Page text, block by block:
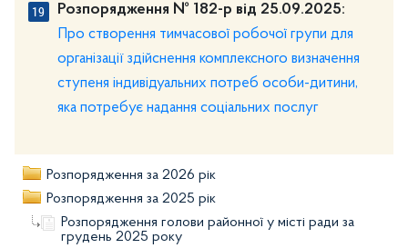
Розпорядження № 182-р від 25.09.2025:
Про створення тимчасової робочої групи для
організації здійснення комплексного визначення
ступеня індивідуальних потреб особи-дитини,
яка потребує надання соціальних послуг
Розпорядження за 2026 рік
Розпорядження за 2025 рік
Розпорядження голови районної у місті ради за
грудень 2025 року